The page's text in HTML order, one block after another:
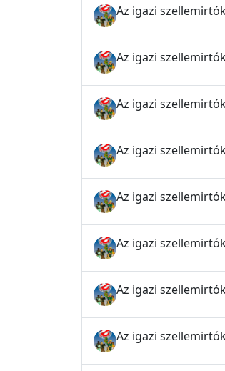
Az igazi
Az igazi
Az igazi
Az igazi
Az igazi
Az igazi
Az igazi
Az igazi